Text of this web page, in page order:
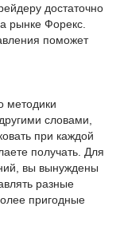
достаточно
рынке Форекс.
поможет
методики
словами,
при каждой
получать. Для
вы вынуждены
разные
пригодные